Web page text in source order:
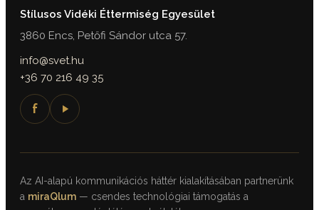
Stílusos Vidéki Éttermiség Egyesület
3860 Encs, Petőfi Sándor utca 57.
info@svet.hu
+36 70 216 49 35
f
Az AI-alapú kommunikációs háttér kialakításában partnerünk
a miraQlum — csendes technológiai támogatás a